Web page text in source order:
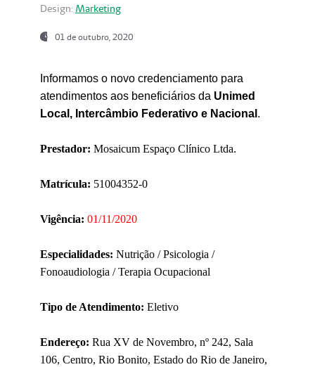
Design: Marketing
01 de outubro, 2020
Informamos o novo credenciamento para
atendimentos aos beneficiários da Unimed
Local, Intercâmbio Federativo e Nacional .
Prestador: Mosaicum Espaço Clínico Ltda.
Matrícula: 51004352-0
Vigência: 01/11/2020
Especialidades: Nutrição / Psicologia /
Fonoaudiologia / Terapia Ocupacional
Tipo de Atendimento: Eletivo
Endereço: Rua XV de Novembro, nº 242, Sala
106, Centro, Rio Bonito, Estado do Rio de Janeiro,